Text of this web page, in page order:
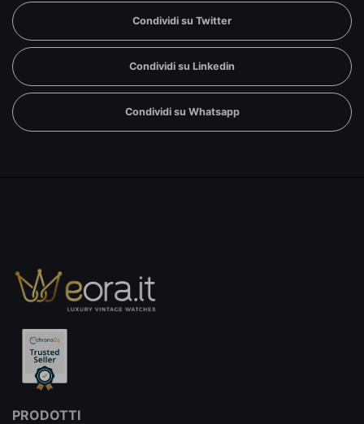
Condividi su Twitter
Condividi su Linkedin
Condividi su Whatsapp
PRODOTTI